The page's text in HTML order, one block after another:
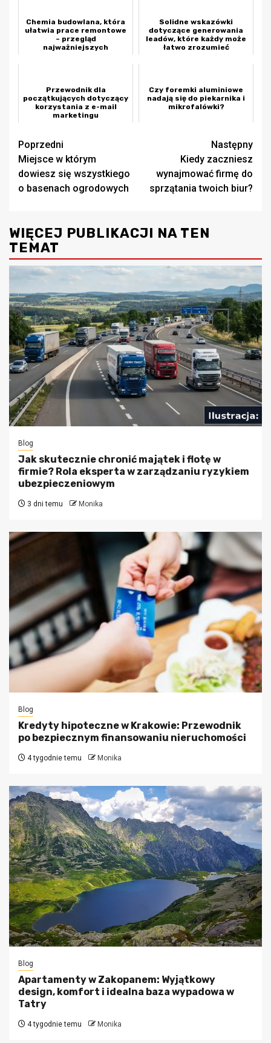
Chemia budowlana, która
ułatwia prace remontowe
– przegląd
najważniejszych
Solidne wskazówki
dotyczące generowania
leadów, które każdy może
łatwo zrozumieć
Przewodnik dla
początkujących dotyczący
korzystania z e-mail
marketingu
Czy foremki aluminiowe
nadają się do piekarnika i
mikrofalówki?
Zobacz
wpisy
Poprzedni
Miejsce w którym
dowiesz się wszystkiego
o basenach ogrodowych
Następny
Kiedy zaczniesz
wynajmować firmę do
sprzątania twoich biur?
WIĘCEJ PUBLIKACJI NA TEN
TEMAT
Blog
Jak skutecznie chronić majątek i flotę w
firmie? Rola eksperta w zarządzaniu ryzykiem
ubezpieczeniowym
3 dni temu Monika
Blog
Kredyty hipoteczne w Krakowie: Przewodnik
po bezpiecznym finansowaniu nieruchomości
4 tygodnie temu Monika
Blog
Apartamenty w Zakopanem: Wyjątkowy
design, komfort i idealna baza wypadowa w
Tatry
4 tygodnie temu Monika